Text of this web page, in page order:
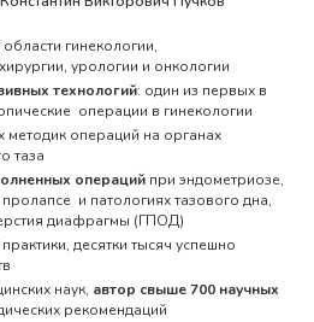
области гинекологии,
урологии и онкологии
технологий: один из первых в
операции в гинекологии
методик операций на органах
таза
операций при эндометриозе,
и патологиях тазового дна,
диафрагмы (ГПОД)
десятки тысяч успешно
наук, автор свыше 700 научных
рекомендаций